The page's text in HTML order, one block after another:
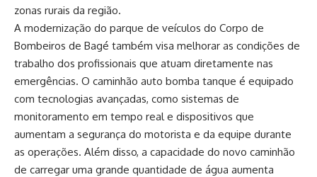
zonas rurais da região.
A modernização do parque de veículos do Corpo de
Bombeiros de Bagé também visa melhorar as condições de
trabalho dos profissionais que atuam diretamente nas
emergências. O caminhão auto bomba tanque é equipado
com tecnologias avançadas, como sistemas de
monitoramento em tempo real e dispositivos que
aumentam a segurança do motorista e da equipe durante
as operações. Além disso, a capacidade do novo caminhão
de carregar uma grande quantidade de água aumenta